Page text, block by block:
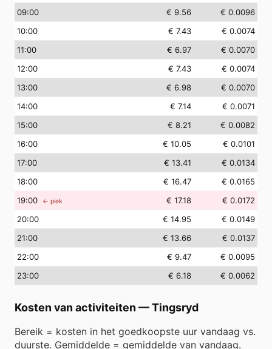
09:00 € 9.56
€ 0.0096
10:00 € 7.43
€ 0.0074
11:00 € 6.97
€ 0.0070
12:00 € 7.43
€ 0.0074
13:00 € 6.98
€ 0.0070
14:00 € 7.14
€ 0.0071
15:00 € 8.21
€ 0.0082
16:00 € 10.05
€ 0.0101
17:00 € 13.41
€ 0.0134
18:00 € 16.47
€ 0.0165
19:00 ← piek € 17.18
€ 0.0172
20:00 € 14.95
€ 0.0149
21:00 € 13.66
€ 0.0137
22:00 € 9.47
€ 0.0095
23:00 € 6.18 € 0.0062
Kosten van activiteiten —Tingsryd
Bereik = kosten in het goedkoopste uur vandaag vs.
duurste. Gemiddelde = gemiddelde van vandaag.